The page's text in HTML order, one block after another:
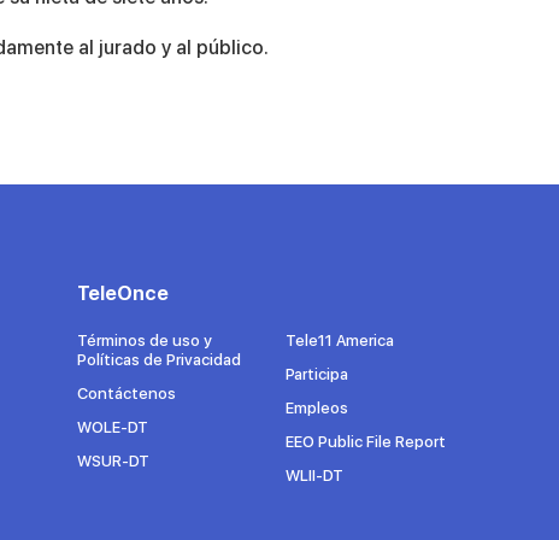
al jurado y al público.
TeleOnce
Términos de uso y
Políticas de Privacidad
Contáctenos
WOLE-DT
WSUR-DT
Tele11 America
Participa
Empleos
EEO Public File Report
WLII-DT